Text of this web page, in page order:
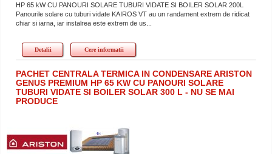
HP 65 kW CU PANOURI SOLARE TUBURI VIDATE SI BOILER SOLAR 200L
Panourile solare cu tuburi vidate KAIROS VT au un randament extrem de ridicat
chiar si iarna, iar instalrea este extrem de us...
Detalii Cere informatii
PACHET CENTRALA TERMICA IN CONDENSARE ARISTON
GENUS PREMIUM HP 65 KW CU PANOURI SOLARE
TUBURI VIDATE SI BOILER SOLAR 300 L - NU SE MAI
PRODUCE